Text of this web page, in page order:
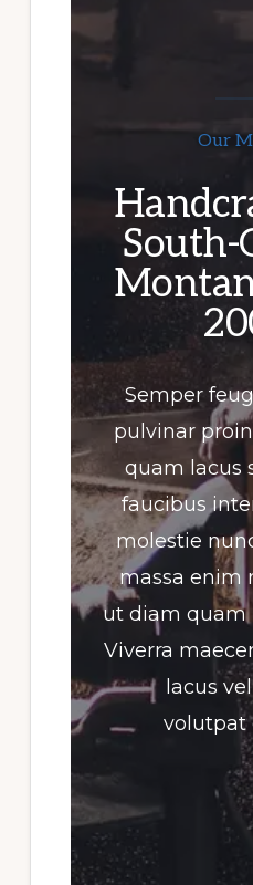
Our
Semper
pulvinar
quam lacus
faucibus
molestie
massa enim
ut diam quam
Viverra
lacus
volutpat